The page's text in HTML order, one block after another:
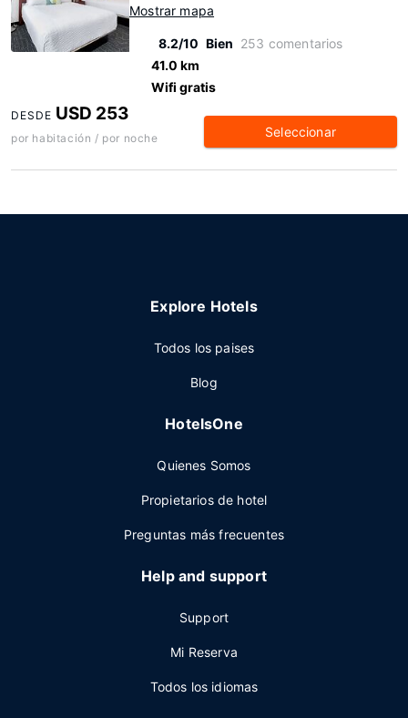
Mostrar mapa
8.2/10 Bien 253 comentarios
41.0 km
Wifi gratis
DESDE USD 253
por habitación / por noche Seleccionar
Explore Hotels
Todos los paises
Blog
HotelsOne
Quienes Somos
Propietarios de hotel
Preguntas más frecuentes
Help and support
Support
Mi Reserva
Todos los idiomas